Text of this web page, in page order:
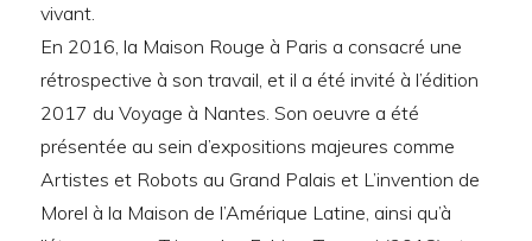
vivant.
En 2016, la Maison Rouge à Paris a consacré une
rétrospective à son travail, et il a été invité à l’édition
2017 du Voyage à Nantes. Son oeuvre a été
présentée au sein d’expositions majeures comme
Artistes et Robots au Grand Palais et L’invention de
Morel à la Maison de l’Amérique Latine, ainsi qu’à